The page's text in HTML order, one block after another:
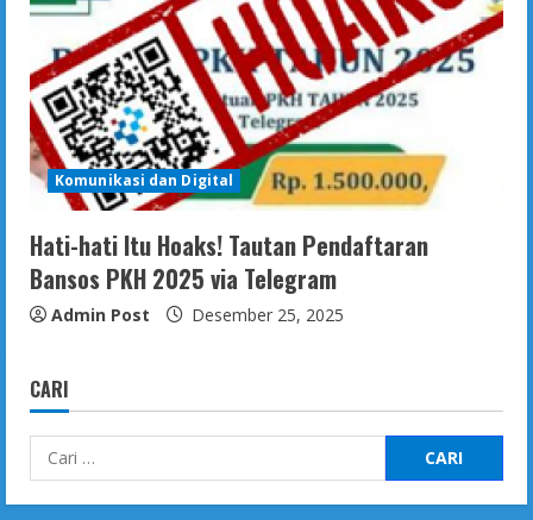
Komunikasi dan Digital
Hati-hati Itu Hoaks! Tautan Pendaftaran
Bansos PKH 2025 via Telegram
Admin Post Desember 25, 2025
CARI
Cari
untuk: